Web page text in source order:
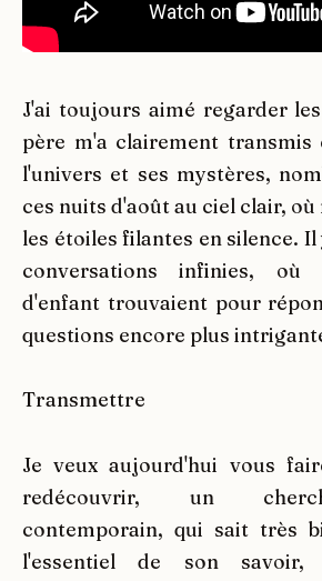
J'ai toujours aimé regarder
père m'a clairement
l'univers et ses mystères,
ces nuits d'août au ciel clair,
les étoiles filantes en silence. Il
conversations infinies, où
d'enfant trouvaient pour
questions encore plus
Transmettre
Je veux aujourd'hui vous
redécouvrir, un
contemporain, qui sait très
l'essentiel de son savoir,